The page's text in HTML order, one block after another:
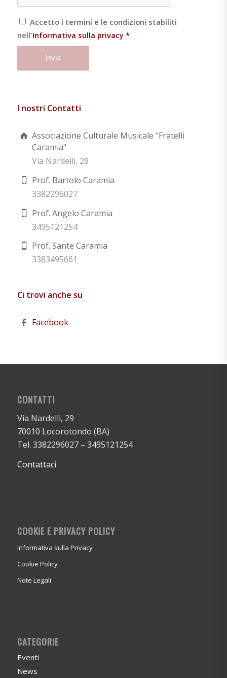
Accetto i termini e le condizioni stabiliti
nell'Informativa sulla privacy *
I nostri Contatti
Associazione Culturale Musicale "Fratelli
Caramia"
Via Nardelli, 29
Prof. Bartolo Caramia
3382296027
Prof. Angelo Caramia
3495121254
Prof. Sante Caramia
3383495661
Ci trovi anche su
Facebook
CONTATTI
Via Nardelli, 29
70010 Locorotondo (BA)
Tel. 3382296027 – 3495121254
Contattaci
COOKIE E PRIVACY POLICY
Informativa sulla Privacy
Cookie Policy
Note Legali
CATEGORIE
Eventi
News